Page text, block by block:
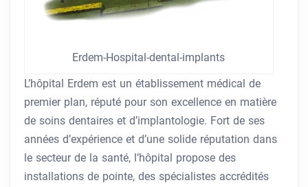
Erdem-Hospital-dental-implants
L’hôpital Erdem est un établissement médical de
premier plan, réputé pour son excellence en matière
de soins dentaires et d’implantologie. Fort de ses
années d’expérience et d’une solide réputation dans
le secteur de la santé, l’hôpital propose des
installations de pointe, des spécialistes accrédités